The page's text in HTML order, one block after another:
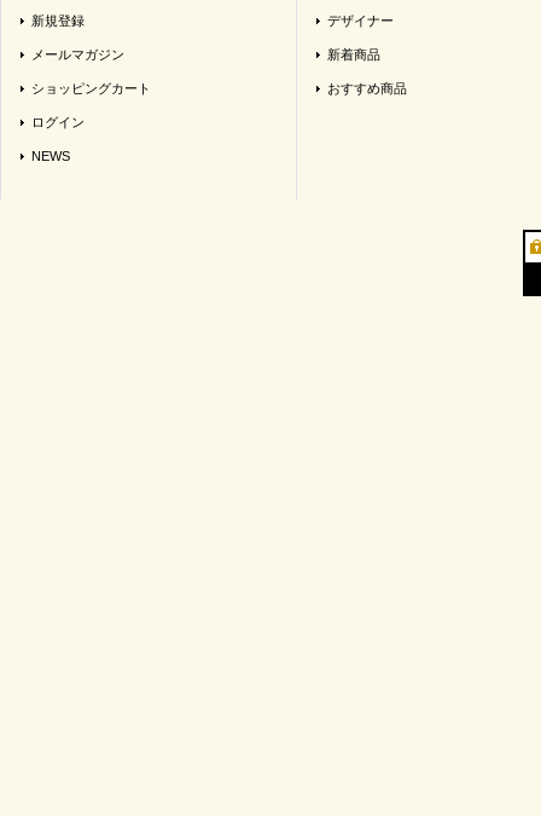
新規登録
メールマガジン
ショッピングカート
ログイン
NEWS
デザイナー
新着商品
おすすめ商品